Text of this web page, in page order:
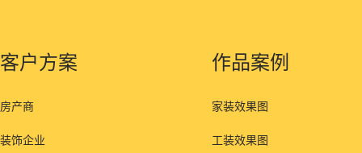
客户方案
房产商
装饰企业
作品案例
家装效果图
工装效果图